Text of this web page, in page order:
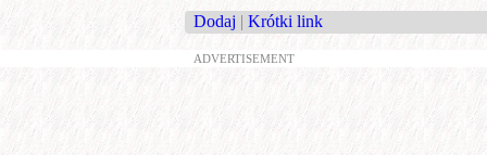
Dodaj | Krótki link
ADVERTISEMENT